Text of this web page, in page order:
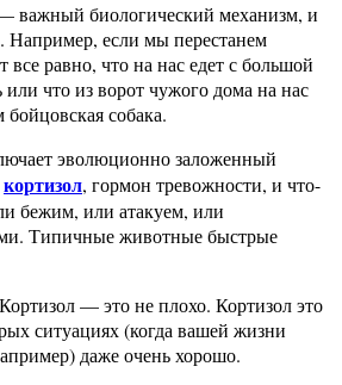
важный биологический механизм, и
Например, если мы перестанем
все равно, что на нас едет с большой
что из ворот чужого дома на нас
собака.
эволюционно заложенный
кортизол, гормон тревожности, и что-
бежим, или атакуем, или
Типичные животные быстрые
— это не плохо. Кортизол это
ситуациях (когда вашей жизни
даже очень хорошо.